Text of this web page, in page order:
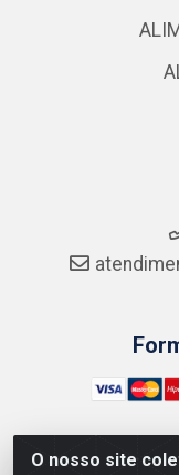
O nosso site